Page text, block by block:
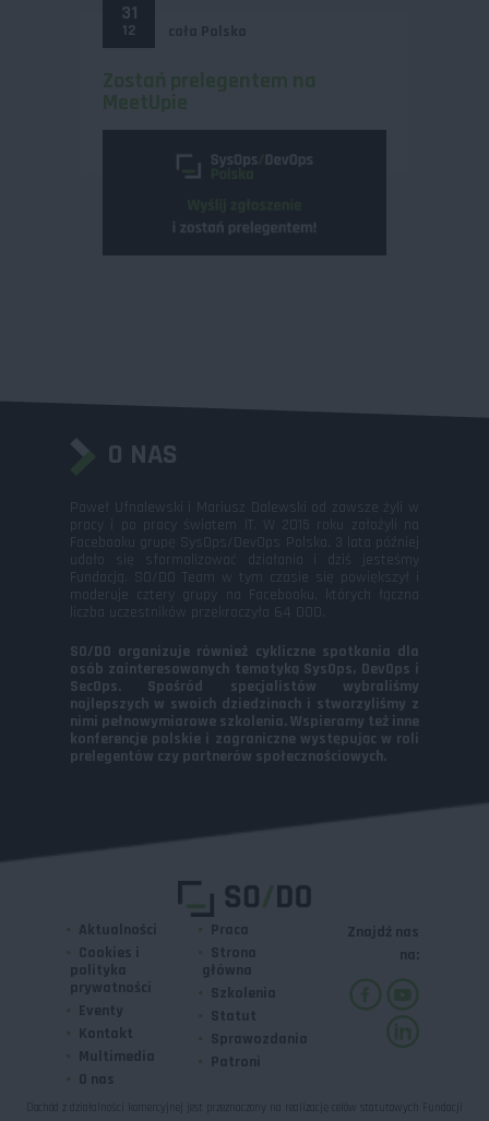
31
12
O NAS
Paweł Ufnalewski i Mariusz Dalewski od zawsze żyli w
pracy i po pracy światem IT. W 2015 roku założyli na
Facebooku grupę SysOps/DevOps Polska. 3 lata później
udało się sformalizować działania i dziś jesteśmy
Fundacją. SO/DO Team w tym czasie się powiększył i
moderuje cztery grupy na Facebooku, których łączna
liczba uczestników przekroczyła 64 000.
SO/DO organizuje również cykliczne spotkania dla
osób zainteresowanych tematyką SysOps, DevOps i
SecOps. Spośród specjalistów wybraliśmy
najlepszych w swoich dziedzinach i stworzyliśmy z
nimi pełnowymiarowe szkolenia. Wspieramy też inne
konferencje polskie i zagraniczne występując w roli
prelegentów czy partnerów społecznościowych.
Aktualności
Cookies i
polityka
prywatności
Eventy
Kontakt
Multimedia
O nas
Praca
Strona
główna
Szkolenia
Statut
Sprawozdania
Patroni
Znajdź nas
na:
Dochód z działalności komercyjnej jest przeznaczony na realizację celów statutowych Fundacji